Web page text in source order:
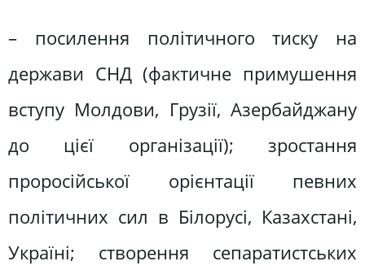
– посилення політичного тиску на
держави СНД (фактичне примушення
вступу Молдови, Грузії, Азербайджану
до цієї організації); зростання
проросійської орієнтації певних
політичних сил в Білорусі, Казахстані,
Україні; створення сепаратистських